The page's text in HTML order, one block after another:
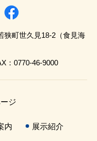
町世久見18-2（食見海
：0770-46-9000
ジ
内 展示紹介